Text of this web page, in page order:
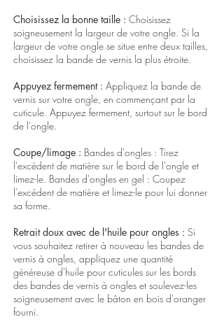
Choisissez la bonne taille : Choisissez
soigneusement la largeur de votre ongle. Si la
largeur de votre ongle se situe entre deux tailles,
choisissez la bande de vernis la plus étroite.
Appuyez fermement : Appliquez la bande de
vernis sur votre ongle, en commençant par la
cuticule. Appuyez fermement, surtout sur le bord
de l'ongle.
Coupe/limage : Bandes d'ongles : Tirez
l'excédent de matière sur le bord de l'ongle et
limez-le. Bandes d'ongles en gel : Coupez
l'excédent de matière et limez-le pour lui donner
sa forme.
Retrait doux avec de l'huile pour ongles : Si
vous souhaitez retirer à nouveau les bandes de
vernis à ongles, appliquez une quantité
généreuse d'huile pour cuticules sur les bords
des bandes de vernis à ongles et soulevez-les
soigneusement avec le bâton en bois d'oranger
fourni.